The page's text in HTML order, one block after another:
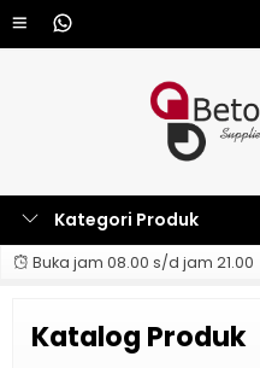
Kategori Produk
Buka jam 08.00 s/d jam 21.00
Katalog Produk